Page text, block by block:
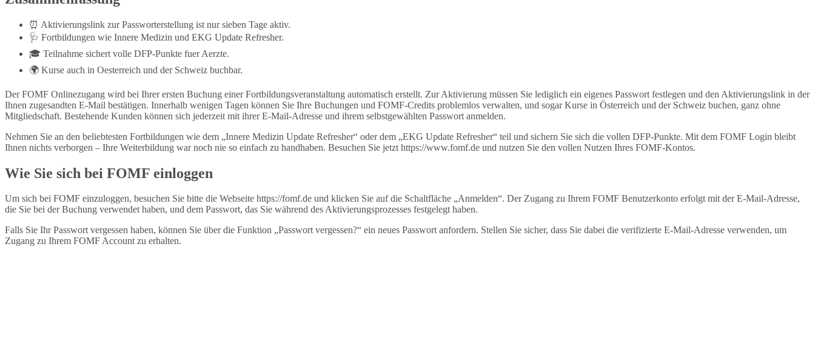
⏰ Aktivierungslink zur Passworterstellung ist nur sieben Tage aktiv.
🩺 Fortbildungen wie Innere Medizin und EKG Update Refresher.
🎓 Teilnahme sichert volle DFP-Punkte fuer Aerzte.
🌍 Kurse auch in Oesterreich und der Schweiz buchbar.
Der FOMF Onlinezugang wird bei Ihrer ersten Buchung einer Fortbildungsveranstaltung automatisch erstellt. Zur Aktivierung müssen Sie lediglich ein eigenes Passwort festlegen und den Aktivierungslink in der
Ihnen zugesandten E-Mail bestätigen. Innerhalb wenigen Tagen können Sie Ihre Buchungen und FOMF-Credits problemlos verwalten, und sogar Kurse in Österreich und der Schweiz buchen, ganz ohne
Mitgliedschaft. Bestehende Kunden können sich jederzeit mit ihrer E-Mail-Adresse und ihrem selbstgewählten Passwort anmelden.
Nehmen Sie an den beliebtesten Fortbildungen wie dem „Innere Medizin Update Refresher“ oder dem „EKG Update Refresher“ teil und sichern Sie sich die vollen DFP-Punkte. Mit dem FOMF Login bleibt
Ihnen nichts verborgen – Ihre Weiterbildung war noch nie so einfach zu handhaben. Besuchen Sie jetzt https://www.fomf.de und nutzen Sie den vollen Nutzen Ihres FOMF-Kontos.
Wie Sie sich bei FOMF einloggen
Um sich bei FOMF einzuloggen, besuchen Sie bitte die Webseite https://fomf.de und klicken Sie auf die Schaltfläche „Anmelden“. Der Zugang zu Ihrem FOMF Benutzerkonto erfolgt mit der E-Mail-Adresse,
die Sie bei der Buchung verwendet haben, und dem Passwort, das Sie während des Aktivierungsprozesses festgelegt haben.
Falls Sie Ihr Passwort vergessen haben, können Sie über die Funktion „Passwort vergessen?“ ein neues Passwort anfordern. Stellen Sie sicher, dass Sie dabei die verifizierte E-Mail-Adresse verwenden, um
Zugang zu Ihrem FOMF Account zu erhalten.